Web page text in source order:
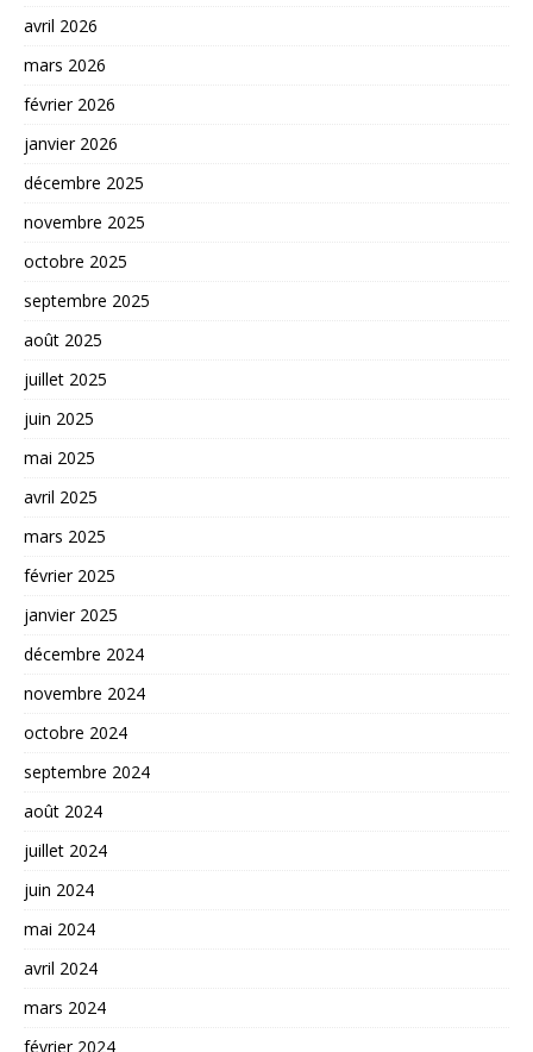
avril 2026
mars 2026
février 2026
janvier 2026
décembre 2025
novembre 2025
octobre 2025
septembre 2025
août 2025
juillet 2025
juin 2025
mai 2025
avril 2025
mars 2025
février 2025
janvier 2025
décembre 2024
novembre 2024
octobre 2024
septembre 2024
août 2024
juillet 2024
juin 2024
mai 2024
avril 2024
mars 2024
février 2024